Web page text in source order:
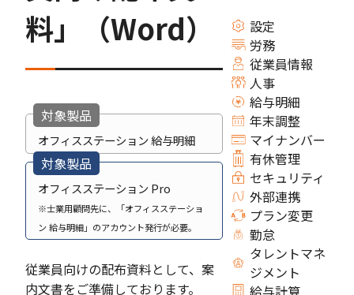
料」（Word）
対象製品
オフィスステーション 給与明細
対象製品
オフィスステーション Pro
※士業用顧問先に、「オフィスステーショ
ン 給与明細」のアカウント発行が必要。
従業員向けの配布資料として、案
内文書をご準備しております。
設定
労務
従業員情報
人事
給与明細
年末調整
マイナンバー
有休管理
セキュリティ
外部連携
プラン変更
勤怠
タレントマネ
ジメント
給与計算